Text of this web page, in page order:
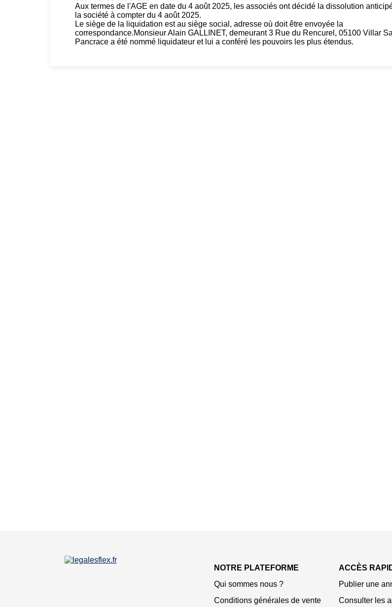
Aux termes de l'AGE en date du 4 août 2025, les associés ont décidé la dissolution
la société à compter du 4 août 2025.
Le siège de la liquidation est au siège social, adresse où doit être envoyée la
correspondance.Monsieur Alain GALLINET, demeurant 3 Rue du Rencurel, 05100 Villar
Pancrace a été nommé liquidateur et lui a conféré les pouvoirs les plus étendus.
NOTRE PLATEFORME
Qui sommes nous ?
Conditions générales de vente
ACCÈS
Publier une
Consulter les